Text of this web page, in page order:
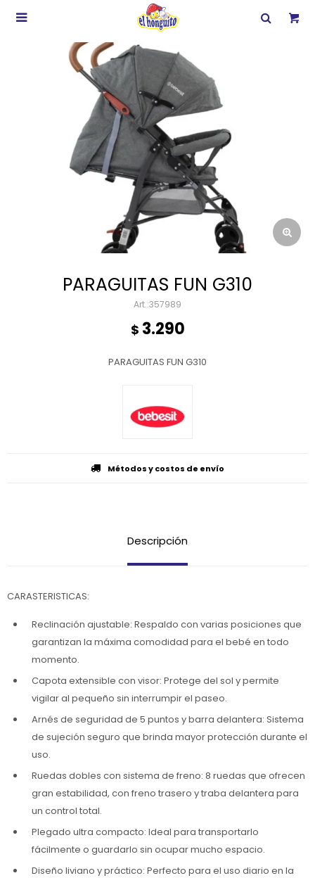

PARAGUITAS FUN G310
357989
$ 3.290
PARAGUITAS FUN G310
Métodos y costos de envío
Descripción
CARASTERISTICAS:
Reclinación ajustable: Respaldo con varias posiciones que
garantizan la máxima comodidad para el bebé en todo
momento.
Capota extensible con visor: Protege del sol y permite
vigilar al pequeño sin interrumpir el paseo.
Arnés de seguridad de 5 puntos y barra delantera: Sistema
de sujeción seguro que brinda mayor protección durante el
uso.
Ruedas dobles con sistema de freno: 8 ruedas que ofrecen
gran estabilidad, con freno trasero y traba delantera para
un control total.
Plegado ultra compacto: Ideal para transportarlo
fácilmente o guardarlo sin ocupar mucho espacio.
Diseño liviano y práctico: Perfecto para el uso diario en la